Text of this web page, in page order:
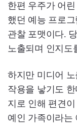
한편 우주가 어
했던 예능 프로
관찰 포맷이다.
노출되며 인지도
하지만 미디어
작용을 낳기도
지로 인해 편견
예인 가족이라는